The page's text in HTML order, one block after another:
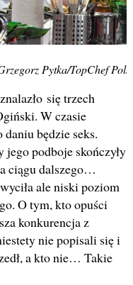
Pytka/TopChef
się trzech
W czasie
będzie seks.
jego podboje skończyły
ciągu dalszego…
ale niski poziom
O tym, kto opuści
konkurencja z
nie popisali się i
a kto nie… Takie